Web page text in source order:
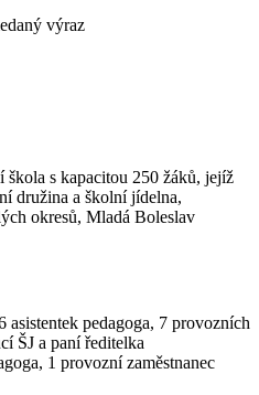
výraz
škola s kapacitou 250 žáků, jejíž
družina a školní jídelna,
okresů, Mladá Boleslav
pedagoga, 7 provozních
ŠJ a paní ředitelka
1 provozní zaměstnanec